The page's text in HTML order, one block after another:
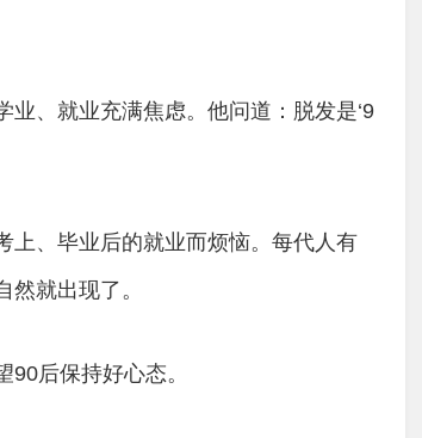
、就业充满焦虑。他问道：脱发是‘9
上、毕业后的就业而烦恼。每代人有
就出现了。
后保持好心态。